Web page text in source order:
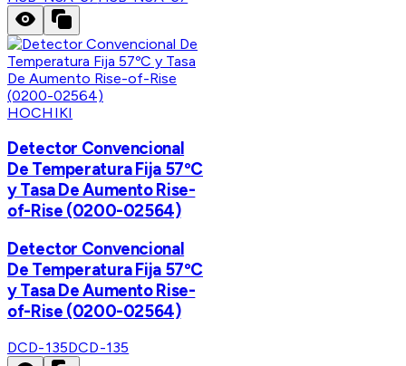
HOCHIKI
Detector Convencional
De Temperatura Fija 57ºC
y Tasa De Aumento Rise-
of-Rise (0200-02564)
Detector Convencional
De Temperatura Fija 57ºC
y Tasa De Aumento Rise-
of-Rise (0200-02564)
DCD-135DCD-135